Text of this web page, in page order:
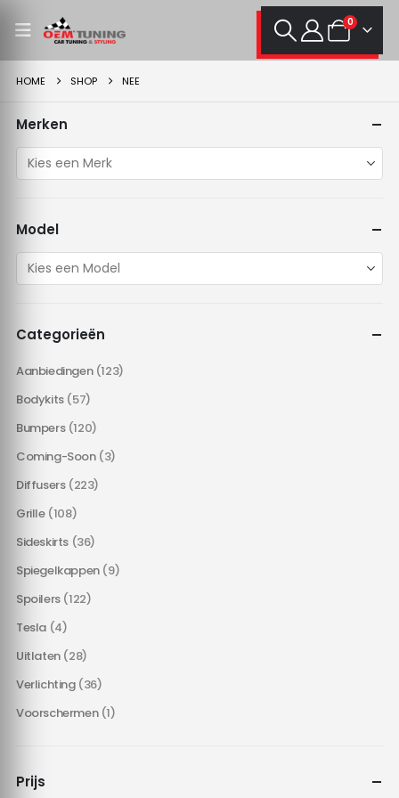
0
HOME SHOP NEE
Merken
Model
Categorieën
Aanbiedingen (123)
Bodykits (57)
Bumpers (120)
Coming-Soon (3)
Diffusers (223)
Grille (108)
Sideskirts (36)
Spiegelkappen (9)
Spoilers (122)
Tesla (4)
Uitlaten (28)
Verlichting (36)
Voorschermen (1)
Prijs